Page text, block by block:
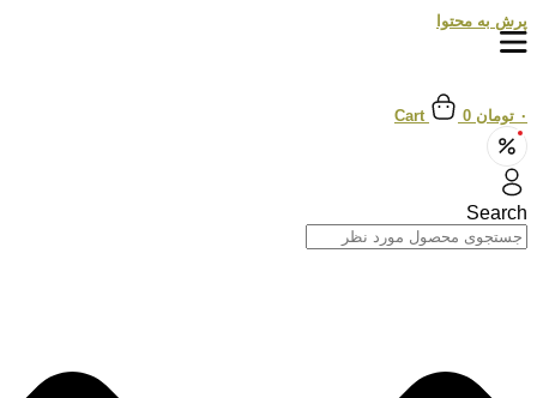
پرش به محتوا
تومان 0
Cart
Search